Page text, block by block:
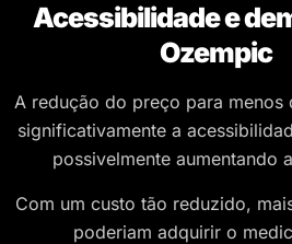
Acessibilidade e
Ozempic
A redução do preço para menos
significativamente a
possivelmente aumentando
Com um custo tão reduzido,
poderiam adquirir o